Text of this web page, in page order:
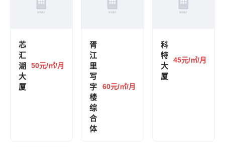
芯
汇
湖
大
厦
50元/㎡/月
胥
江
里
写
字
楼
综
合
体
60元/㎡/月
科
特
大
厦
45元/㎡/月